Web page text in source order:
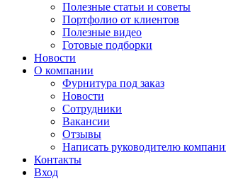
Полезные статьи и советы
Портфолио от клиентов
Полезные видео
Готовые подборки
Новости
О компании
Фурнитура под заказ
Новости
Сотрудники
Вакансии
Отзывы
Написать руководителю
Контакты
Вход